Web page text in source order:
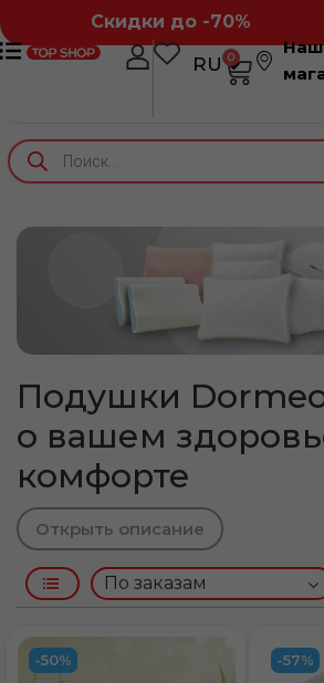
Скидки до -70%
RU
RO
0
Подушки Dormeo
о вашем
комфорте
Открыть описание
-50% -57%